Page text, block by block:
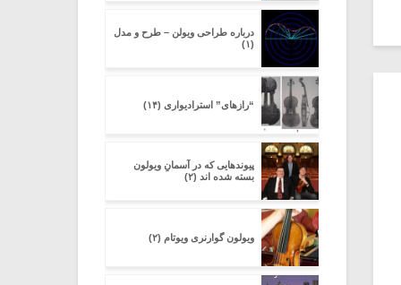
درباره طراحی ویولن – طرح و مدل
(۱)
“رازهای” استرادیواری (۱۴)
پیوندهایی که در آسمانِ ویولون
بسته شده اند (۲)
ویولون گوارنری ویوتام (۲)